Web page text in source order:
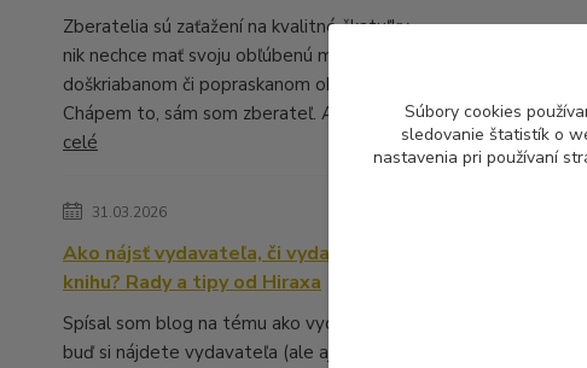
Zberatelia sú zaťažení na kvalitné škatuľky,
nik nechce mať svoju obľúbenú muziku v
doškriabanom či popraskanom obale.
Chápem to, sám som zberateľ. A ...
celé
31.03.2026
Ako nájsť vydavateľa, či vydať vlastnú
knihu? Rady a tipy od Hiraxa
Spísal som blog na tému ako vydať knihu -
buď si nájdete vydavateľa (ale aj to má
Súbory cookies
sledovanie štatistík o
nastavenia pri používaní